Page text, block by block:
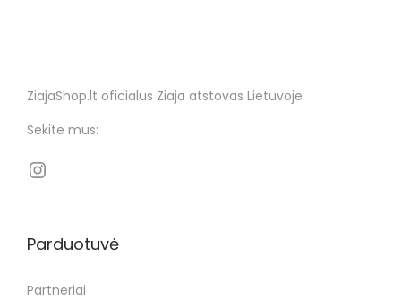
ZiajaShop.lt oficialus Ziaja atstovas Lietuvoje
Sekite mus:
Parduotuvė
Partneriai